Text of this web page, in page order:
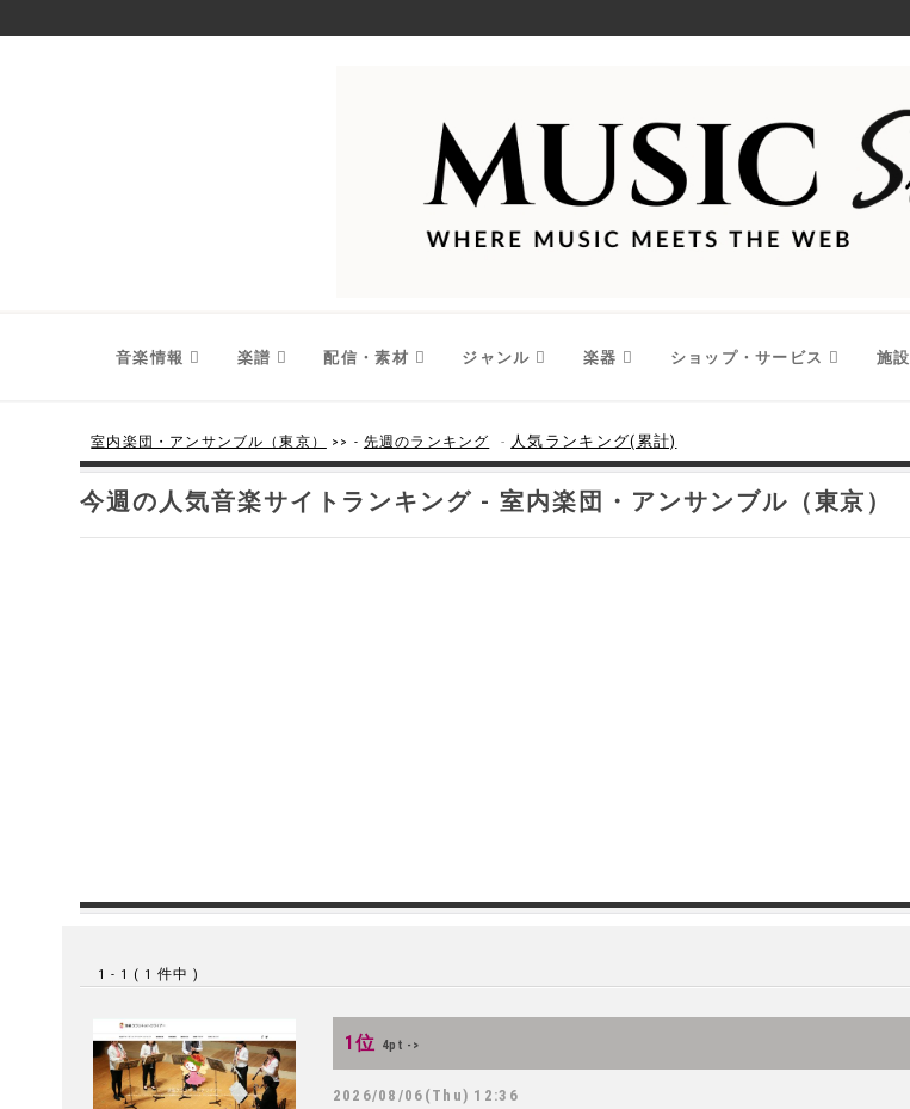
音楽情報 楽譜 配信・素材 ジャンル 楽器 ショップ・サービス 施設
室内楽団・アンサンブル（東京） >> - 先週のランキング - 人気ランキング(累計)
今週の人気音楽サイトランキング - 室内楽団・アンサンブル（東京）
1 - 1 ( 1 件中 )
1位 4pt ->
2026/08/06(Thu) 12:36